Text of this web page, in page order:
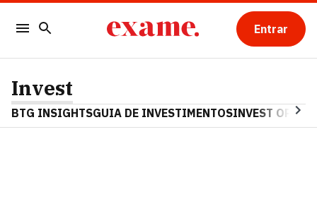
Entrar
Invest
BTG INSIGHTSGUIA DE INVESTIMENTOSINVEST OPINA